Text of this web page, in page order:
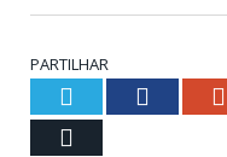
PARTILHAR
Twitter